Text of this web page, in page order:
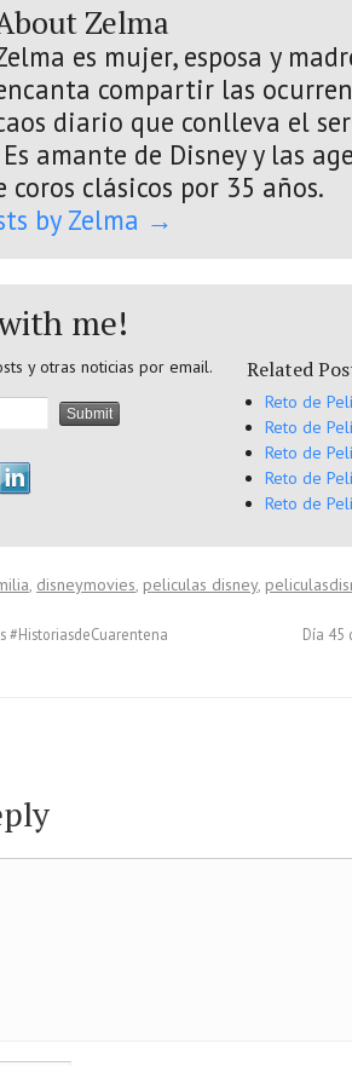
Zelma
es mujer, esposa y
compartir las
diario que conlleva el
amante de Disney y las
clásicos por 35 años.
by Zelma →
me!
y otras noticias por email. Related
Reto de
Reto de
Reto de
Reto de
Reto de
, disneymovies, peliculas disney,
#HistoriasdeCuarentena Día 45